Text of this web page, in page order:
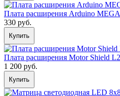
Плата расширения Arduino MEGA
330 руб.
Купить
Плата расширения Motor Shield
1 200 руб.
Купить